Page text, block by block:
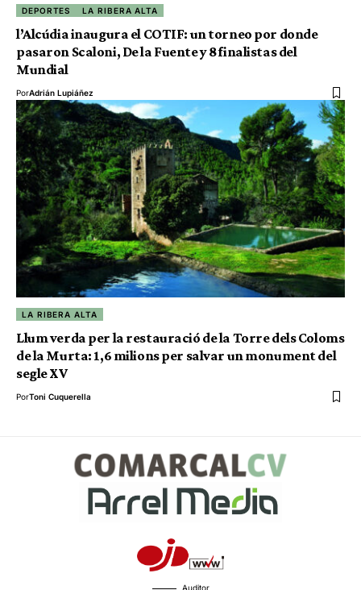
DEPORTES LA RIBERA ALTA
l’Alcúdia inaugura el COTIF: un torneo por donde
pasaron Scaloni, De la Fuente y 8 finalistas del
Mundial
PorAdrián Lupiáñez
LA RIBERA ALTA
Llum verda per la restauració de la Torre dels Coloms
de la Murta: 1,6 milions per salvar un monument del
segle XV
PorToni Cuquerella
Auditor